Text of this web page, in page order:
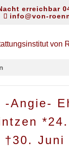
erreichbar
info@von-
-Angie-
†30. Juni